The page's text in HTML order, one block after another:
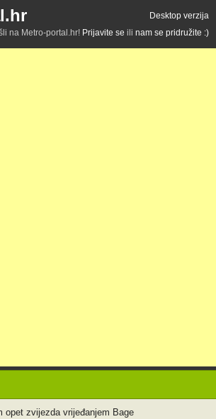
Desktop verzija
na Metro-portal.hr! Prijavite se ili nam se pridružite :)
opet zvijezda vrijeđanjem Bage